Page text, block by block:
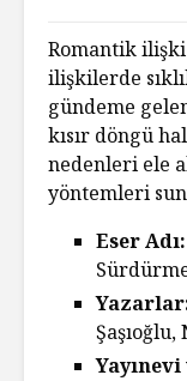
Romantik
ilişkilerde
gündeme
kısır döngü
nedenleri ele
yöntemleri
Eser Adı:
Yayınevi